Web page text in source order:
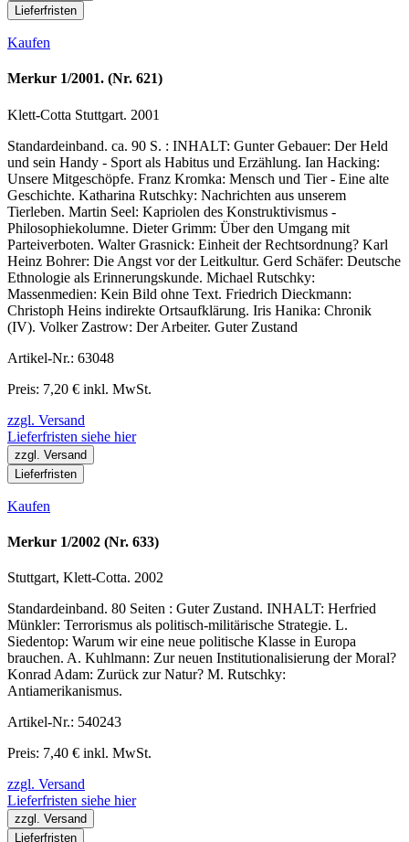
Lieferfristen
Kaufen
Merkur 1/2001. (Nr. 621)
Klett-Cotta Stuttgart. 2001
Standardeinband. ca. 90 S. : INHALT: Gunter Gebauer: Der Held
und sein Handy - Sport als Habitus und Erzählung. Ian Hacking:
Unsere Mitgeschöpfe. Franz Kromka: Mensch und Tier - Eine alte
Geschichte. Katharina Rutschky: Nachrichten aus unserem
Tierleben. Martin Seel: Kapriolen des Konstruktivismus -
Philosophiekolumne. Dieter Grimm: Über den Umgang mit
Parteiverboten. Walter Grasnick: Einheit der Rechtsordnung? Karl
Heinz Bohrer: Die Angst vor der Leitkultur. Gerd Schäfer: Deutsche
Ethnologie als Erinnerungskunde. Michael Rutschky:
Massenmedien: Kein Bild ohne Text. Friedrich Dieckmann:
Christoph Heins indirekte Ortsaufklärung. Iris Hanika: Chronik
(IV). Volker Zastrow: Der Arbeiter. Guter Zustand
Artikel-Nr.: 63048
Preis: 7,20 € inkl. MwSt.
zzgl. Versand
Lieferfristen siehe hier
zzgl. Versand
Lieferfristen
Kaufen
Merkur 1/2002 (Nr. 633)
Stuttgart, Klett-Cotta. 2002
Standardeinband. 80 Seiten : Guter Zustand. INHALT: Herfried
Münkler: Terrorismus als politisch-militärische Strategie. L.
Siedentop: Warum wir eine neue politische Klasse in Europa
brauchen. A. Kuhlmann: Zur neuen Institutionalisierung der Moral?
Konrad Adam: Zurück zur Natur? M. Rutschky:
Antiamerikanismus.
Artikel-Nr.: 540243
Preis: 7,40 € inkl. MwSt.
zzgl. Versand
Lieferfristen siehe hier
zzgl. Versand
Lieferfristen